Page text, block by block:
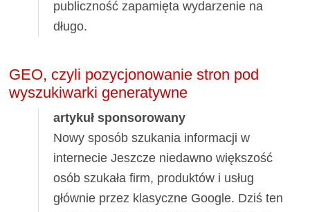
publiczność zapamięta wydarzenie na
długo.
GEO, czyli pozycjonowanie stron pod
wyszukiwarki generatywne
artykuł sponsorowany
Nowy sposób szukania informacji w
internecie Jeszcze niedawno większość
osób szukała firm, produktów i usług
głównie przez klasyczne Google. Dziś ten